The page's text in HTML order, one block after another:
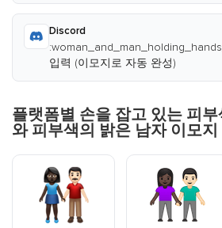
Discord
입력 (이모지로 자동 완성)
플랫폼별 손을 잡고 있는 피
와 피부색의 밝은 남자 이모지